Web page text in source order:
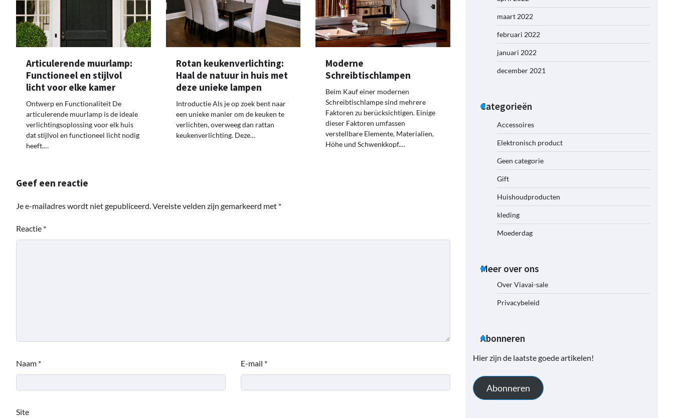
Articulerende muurlamp:
Functioneel en stijlvol
licht voor elke kamer
Ontwerp en Functionaliteit De
articulerende muurlamp is de ideale
verlichtingsoplossing voor elk huis
dat stijlvol en functioneel licht nodig
heeft.…
Rotan keukenverlichting:
Haal de natuur in huis met
deze unieke lampen
Introductie Als je op zoek bent naar
een unieke manier om de keuken te
verlichten, overweeg dan rattan
keukenverlichting. Deze…
Moderne
Schreibtischlampen
Beim Kauf einer modernen
Schreibtischlampe sind mehrere
Faktoren zu berücksichtigen. Einige
dieser Faktoren umfassen
verstellbare Elemente, Materialien,
Höhe und Schwenkkopf.…
Geef een reactie
Je e-mailadres wordt niet gepubliceerd. Vereiste velden zijn gemarkeerd met *
Reactie *
Naam * E-mail *
Site
maart 2022
februari 2022
januari 2022
december 2021
Categorieën
Accessoires
Elektronisch product
Geen categorie
Gift
Huishoudproducten
kleding
Moederdag
Meer over ons
Over Viavai-sale
Privacybeleid
Abonneren
Hier zijn de laatste goede artikelen!
Abonneren